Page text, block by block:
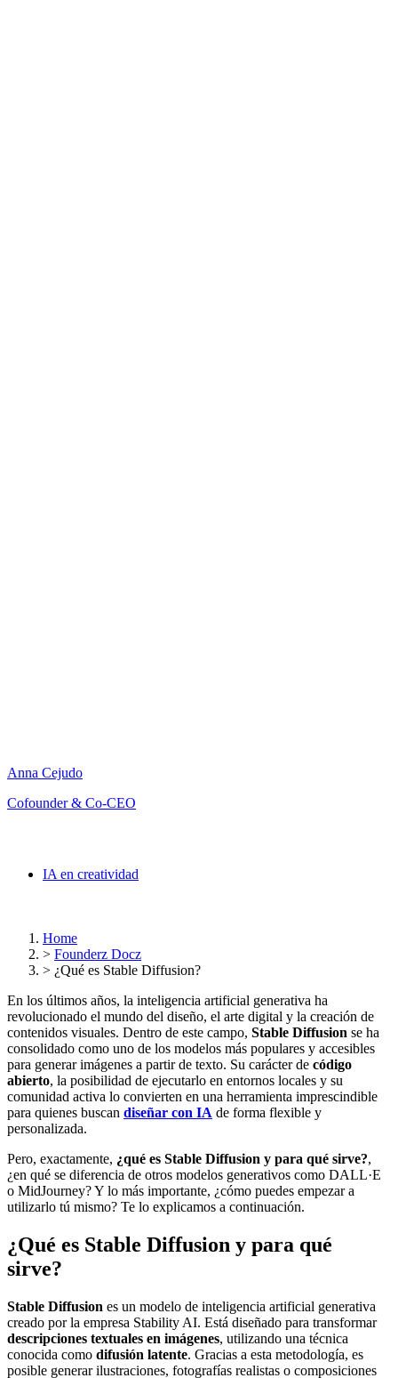
Anna Cejudo
Cofounder & Co-CEO
IA en creatividad
Home
> Founderz Docz
> ¿Qué es Stable Diffusion?
En los últimos años, la inteligencia artificial generativa ha
revolucionado el mundo del diseño, el arte digital y la creación de
contenidos visuales. Dentro de este campo, Stable Diffusion se ha
consolidado como uno de los modelos más populares y accesibles
para generar imágenes a partir de texto. Su carácter de código
abierto, la posibilidad de ejecutarlo en entornos locales y su
comunidad activa lo convierten en una herramienta imprescindible
para quienes buscan diseñar con IA de forma flexible y
personalizada.
Pero, exactamente, ¿qué es Stable Diffusion y para qué sirve?,
¿en qué se diferencia de otros modelos generativos como DALL·E
o MidJourney? Y lo más importante, ¿cómo puedes empezar a
utilizarlo tú mismo? Te lo explicamos a continuación.
¿Qué es Stable Diffusion y para qué
sirve?
Stable Diffusion es un modelo de inteligencia artificial generativa
creado por la empresa Stability AI. Está diseñado para transformar
descripciones textuales en imágenes, utilizando una técnica
conocida como difusión latente. Gracias a esta metodología, es
posible generar ilustraciones, fotografías realistas o composiciones